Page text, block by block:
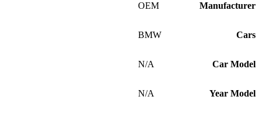
Manufacturer
OEM
Cars
BMW
Car Model
N/A
Year Model
N/A